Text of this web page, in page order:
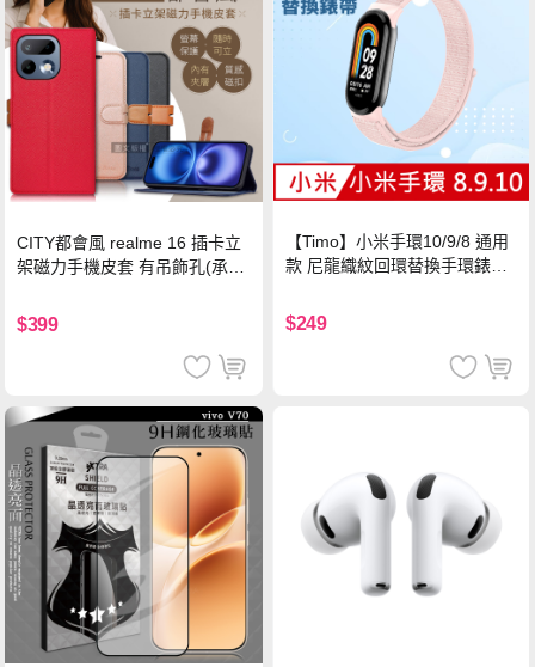
CITY都會風 realme 16 插卡立
架磁力手機皮套 有吊飾孔(承諾
$399
【Timo】小米手環10/9/8 通用
款 尼龍織紋回環替換手環錶帶-
$249